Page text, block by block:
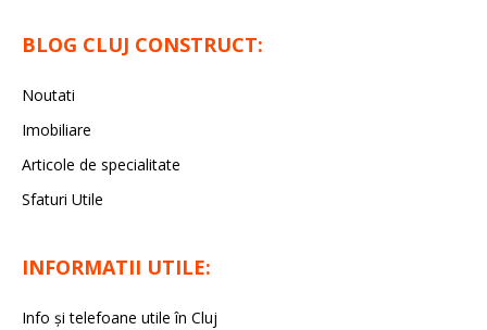
BLOG CLUJ CONSTRUCT:
Noutati
Imobiliare
Articole de specialitate
Sfaturi Utile
INFORMATII UTILE:
Info și telefoane utile în Cluj